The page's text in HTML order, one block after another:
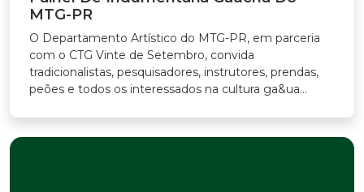
PR
Artístico do MTG-PR, em parceria
o CTG Vinte de Setembro, convida
pesquisadores, instrutores, prendas,
e todos os interessados na cultura ga&ua...